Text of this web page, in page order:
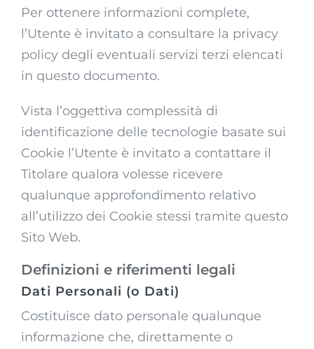
Per ottenere informazioni complete,
l’Utente è invitato a consultare la privacy
policy degli eventuali servizi terzi elencati
in questo documento.
Vista l’oggettiva complessità di
identificazione delle tecnologie basate sui
Cookie l’Utente è invitato a contattare il
Titolare qualora volesse ricevere
qualunque approfondimento relativo
all’utilizzo dei Cookie stessi tramite questo
Sito Web.
Definizioni e riferimenti legali
Dati Personali (o Dati)
Costituisce dato personale qualunque
informazione che, direttamente o